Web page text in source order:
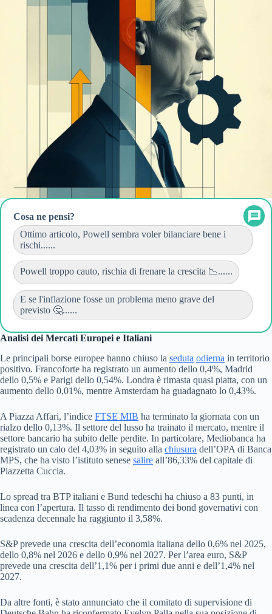
Cosa ne pensi?
Ottimo articolo, Powell sembra voler bilanciare bene i
rischi......
Powell troppo cauto, rischia di frenare la crescita 📉......
E se l'inflazione fosse un problema meno grave del
previsto 🤔......
Analisi dei Mercati Europei e Italiani
Le principali borse europee hanno chiuso la seduta odierna in territorio
positivo. Francoforte ha registrato un aumento dello 0,4%, Madrid
dello 0,5% e Parigi dello 0,54%. Londra è rimasta quasi piatta, con un
aumento dello 0,01%, mentre Amsterdam ha guadagnato lo 0,43%.
A Piazza Affari, l’indice FTSE MIB ha terminato la giornata con un
rialzo dello 0,13%. Il settore del lusso ha trainato il mercato, mentre il
settore bancario ha subito delle perdite. In particolare, Mediobanca ha
registrato un calo del 4,03% in seguito alla chiusura dell’OPA di Banca
MPS, che ha visto l’istituto senese salire all’86,33% del capitale di
Piazzetta Cuccia.
Lo spread tra BTP italiani e Bund tedeschi ha chiuso a 83 punti, in
linea con l’apertura. Il tasso di rendimento dei bond governativi con
scadenza decennale ha raggiunto il 3,58%.
S&P prevede una crescita dell’economia italiana dello 0,6% nel 2025,
dello 0,8% nel 2026 e dello 0,9% nel 2027. Per l’area euro, S&P
prevede una crescita dell’1,1% per i primi due anni e dell’1,4% nel
2027.
Da altre fonti, è stato annunciato che il comitato di supervisione di